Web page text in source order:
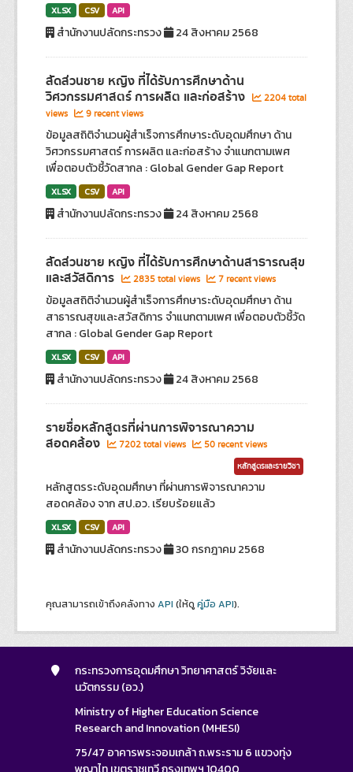
XLSX CSV API
สำนักงานปลัดกระทรวง 24 สิงหาคม 2568
สัดส่วนชาย หญิง ที่ได้รับการศึกษาด้าน
วิศวกรรมศาสตร์ การผลิต และก่อสร้าง
2204 total
views
9 recent views
ข้อมูลสถิติจำนวนผู้สำเร็จการศึกษาระดับอุดมศึกษา ด้าน
วิศวกรรมศาสตร์ การผลิต และก่อสร้าง จำแนกตามเพศ
เพื่อตอบตัวชี้วัดสากล : Global Gender Gap Report
XLSX CSV API
สำนักงานปลัดกระทรวง 24 สิงหาคม 2568
สัดส่วนชาย หญิง ที่ได้รับการศึกษาด้านสาธารณสุข
และสวัสดิการ 2835 total views 7 recent views
ข้อมูลสถิติจำนวนผู้สำเร็จการศึกษาระดับอุดมศึกษา ด้าน
สาธารณสุขและสวัสดิการ จำแนกตามเพศ เพื่อตอบตัวชี้วัด
สากล : Global Gender Gap Report
XLSX CSV API
สำนักงานปลัดกระทรวง 24 สิงหาคม 2568
รายชื่อหลักสูตรที่ผ่านการพิจารณาความ
สอดคล้อง 7202 total views 50 recent views
หลักสูตรและรายวิชา
หลักสูตรระดับอุดมศึกษา ที่ผ่านการพิจารณาความ
สอดคล้อง จาก สป.อว. เรียบร้อยแล้ว
XLSX CSV API
สำนักงานปลัดกระทรวง 30 กรกฎาคม 2568
คุณสามารถเข้าถึงคลังทางAPI (ให้ดูคู่มือ API).
กระทรวงการอุดมศึกษา วิทยาศาสตร์ วิจัยและ
นวัตกรรม (อว.)
Ministry of Higher Education Science
Research and Innovation (MHESI)
75/47 อาคารพระจอมเกล้า ถ.พระราม 6 แขวงทุ่ง